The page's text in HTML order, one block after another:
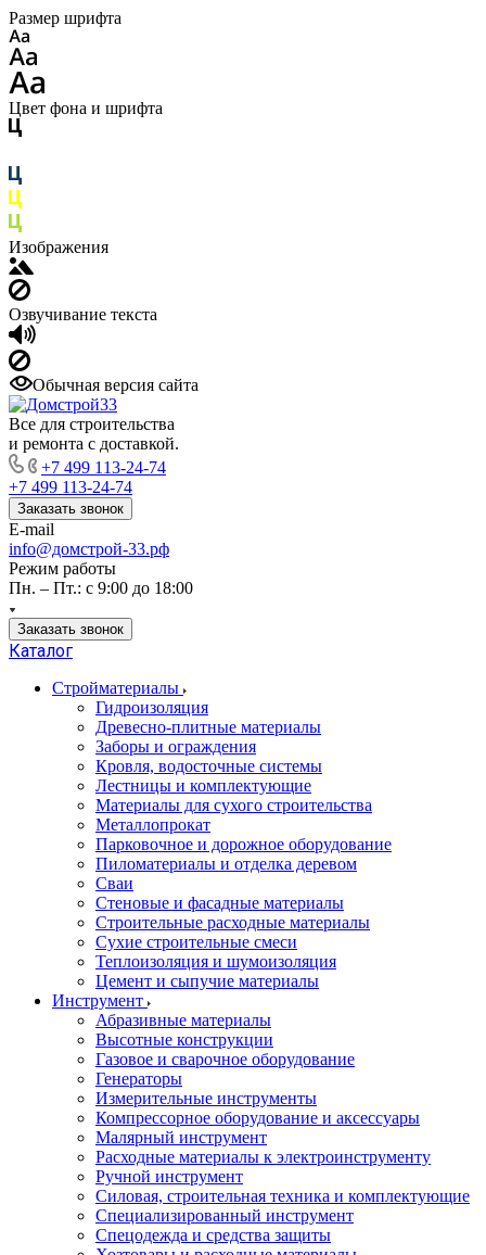
Размер шрифта
Цвет фона и шрифта
Изображения
Озвучивание текста
Обычная версия сайта
Все для строительства
и ремонта с доставкой.
+7 499 113-24-74
+7 499 113-24-74
Заказать звонок
E-mail
info@домстрой-33.рф
Режим работы
Пн. – Пт.: с 9:00 до 18:00
Заказать звонок
Каталог
Стройматериалы
Гидроизоляция
Древесно-плитные материалы
Заборы и ограждения
Кровля, водосточные системы
Лестницы и комплектующие
Материалы для сухого строительства
Металлопрокат
Парковочное и дорожное оборудование
Пиломатериалы и отделка деревом
Сваи
Стеновые и фасадные материалы
Строительные расходные материалы
Сухие строительные смеси
Теплоизоляция и шумоизоляция
Цемент и сыпучие материалы
Инструмент
Абразивные материалы
Высотные конструкции
Газовое и сварочное оборудование
Генераторы
Измерительные инструменты
Компрессорное оборудование и аксессуары
Малярный инструмент
Расходные материалы к электроинструменту
Ручной инструмент
Силовая, строительная техника и комплектующие
Специализированный инструмент
Спецодежда и средства защиты